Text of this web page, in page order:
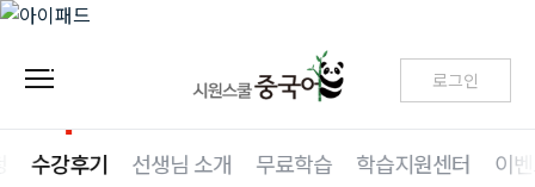
로그인
수강후기 선생님 소개 무료학습 학습지원센터 이